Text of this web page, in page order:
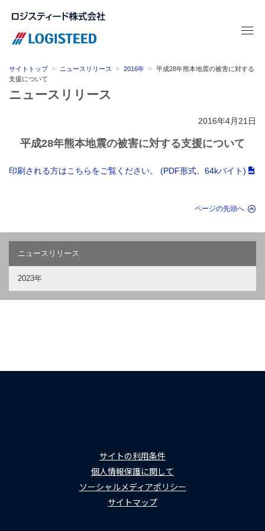
サイトトップ ニュースリリース 2016年
平成28年熊本地震の被害に対する
支援について
ニュースリリース
2016年4月21日
平成28年熊本地震の被害に対する支援について
印刷される方はこちらをご覧ください。 (PDF形式、64kバイト)
ページの先頭へ
ニュースリリース
2023年
サイトの利用条件
個人情報保護に関して
ソーシャルメディアポリシー
サイトマップ